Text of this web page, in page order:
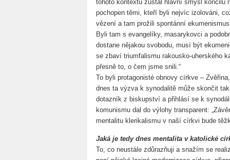
tohoto kontextu zůstal hlavní smysl koncilu
pochopen těmi, kteří byli nejvíc izolováni,
vězení a tam prožili spontánní
Byli tam s evangelíky, masarykovci a
dostane nějakou svobodu, musí být
se zbaví triumfalismu rakousko-uherského
přesně to, o čem jsme snili.“
To byli protagonisté obnovy církve –
dnes ta výzva k synodalitě může skončit
dotazník z biskupství a přihlásí se k
komunismu dal do výlohy transparent:
mentalitu klerikalismu v naší církvi bude
Jaká je tedy dnes mentalita v katolické
To, co neustále zdůrazňuji a snažím se